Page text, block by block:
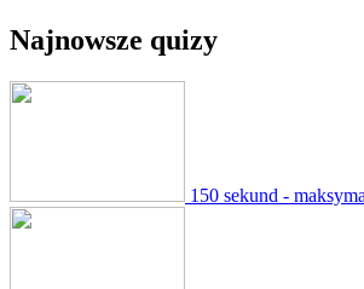
Najnowsze quizy
150 sekund -